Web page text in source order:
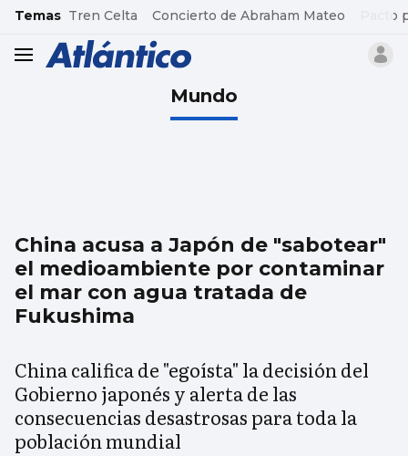
common.go-to-content
Temas Tren Celta Concierto de Abraham Mateo Pacto
header.menu.open
Mundo
China acusa a Japón de "sabotear"
el medioambiente por contaminar
el mar con agua tratada de
Fukushima
China califica de "egoísta" la decisión del
Gobierno japonés y alerta de las
consecuencias desastrosas para toda la
población mundial